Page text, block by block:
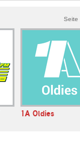
Seite
1A Oldies